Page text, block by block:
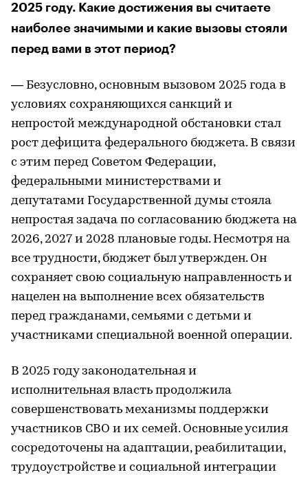
2025 году. Какие достижения вы считаете
наиболее значимыми и какие вызовы стояли
перед вами в этот период?
— Безусловно, основным вызовом 2025 года в
условиях сохраняющихся санкций и
непростой международной обстановки стал
рост дефицита федерального бюджета. В связи
с этим перед Советом Федерации,
федеральными министерствами и
депутатами Государственной думы стояла
непростая задача по согласованию бюджета на
2026, 2027 и 2028 плановые годы. Несмотря на
все трудности, бюджет был утвержден. Он
сохраняет свою социальную направленность и
нацелен на выполнение всех обязательств
перед гражданами, семьями с детьми и
участниками специальной военной операции.
В 2025 году законодательная и
исполнительная власть продолжила
совершенствовать механизмы поддержки
участников СВО и их семей. Основные усилия
сосредоточены на адаптации, реабилитации,
трудоустройстве и социальной интеграции